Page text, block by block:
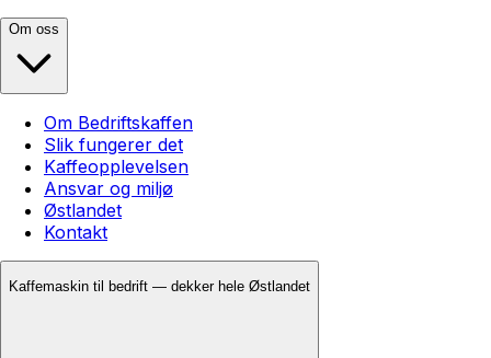
Om oss
Om Bedriftskaffen
Slik fungerer det
Kaffeopplevelsen
Ansvar og miljø
Østlandet
Kontakt
Kaffemaskin til bedrift — dekker hele Østlandet